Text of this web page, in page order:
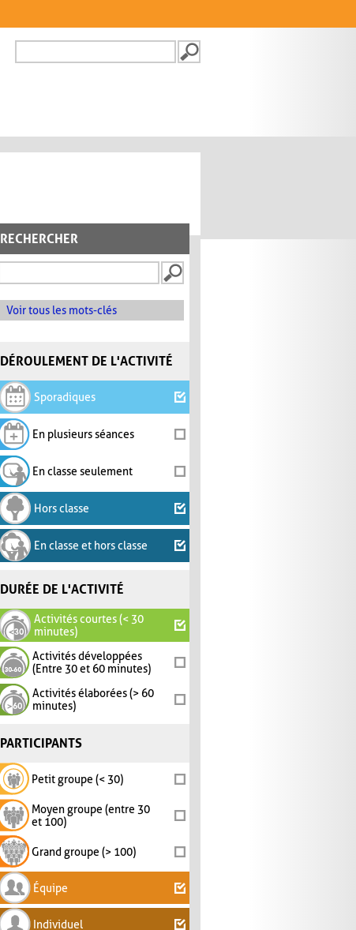
FORMULAIRE DE
RECHERCHER
Voir tous les mots-clés
DÉROULEMENT DE L'ACTIVITÉ
Sporadiques
En plusieurs séances
En classe seulement
Hors classe
En classe et hors classe
DURÉE DE L'ACTIVITÉ
Activités courtes (< 30
minutes)
Activités développées
(Entre 30 et 60 minutes)
Activités élaborées (> 60
minutes)
PARTICIPANTS
Petit groupe (< 30)
Moyen groupe (entre 30
et 100)
Grand groupe (> 100)
Équipe
Individuel